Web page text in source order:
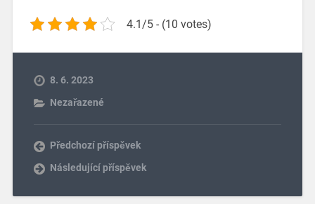
4.1/5 - (10 votes)
8. 6. 2023
Nezařazené
Předchozí příspěvek
Následující příspěvek